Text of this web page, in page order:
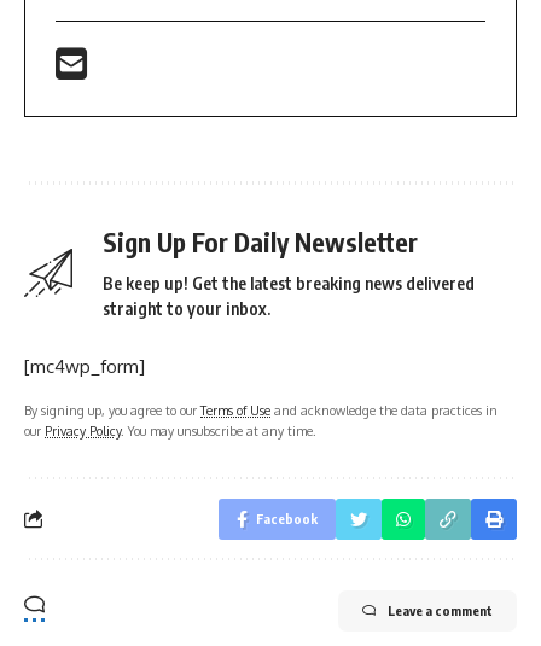
Sign Up For Daily Newsletter
Be keep up! Get the latest breaking news delivered
straight to your inbox.
[mc4wp_form]
By signing up, you agree to ourTerms of Use and acknowledge the data practices in
our Privacy Policy. You may unsubscribe at any time.
Facebook
Leave a comment